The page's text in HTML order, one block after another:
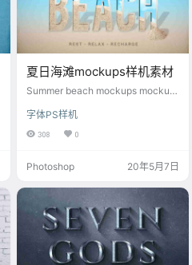
夏日海滩mockups样机素材
Summer beach mockups mockup
字体PS样机
308 0
Photoshop 20年5月7日